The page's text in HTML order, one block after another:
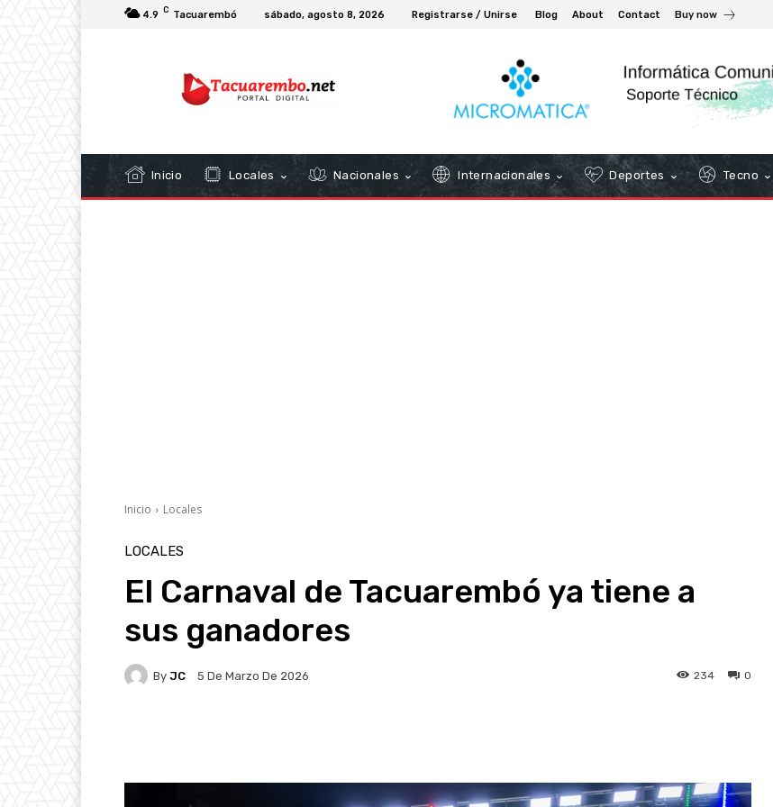
4.9 C Tacuarembó sábado, agosto 8, 2026 Registrarse / Unirse Blog About Contact Buy now
Inicio Locales Nacionales Internacionales Deportes Tecno
Inicio Locales
LOCALES
El Carnaval de Tacuarembó ya tiene a
sus ganadores
By JC 5 De Marzo De 2026 0
234